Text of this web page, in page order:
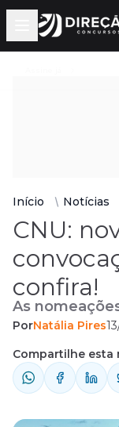
Open main menu
Início Notícias
CNU:
confira!
As
PorNatália Pires
Compartilhe esta